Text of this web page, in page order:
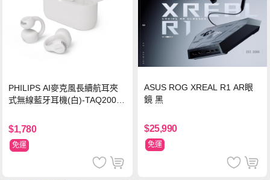
PHILIPS AI麥克風長續航耳夾
式無線藍牙耳機(白)-TAQ2000
$1,780
免運
ASUS ROG XREAL R1 AR眼
鏡 黑
$25,990
免運